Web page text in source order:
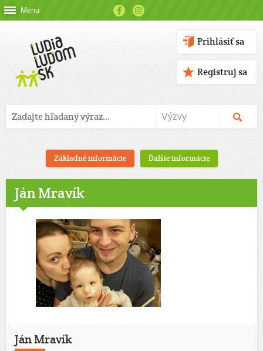
Menu
Prihlásiť sa
Registruj sa
Základné informácie Ďalšie informácie
Ján Mravík
Ján Mravík